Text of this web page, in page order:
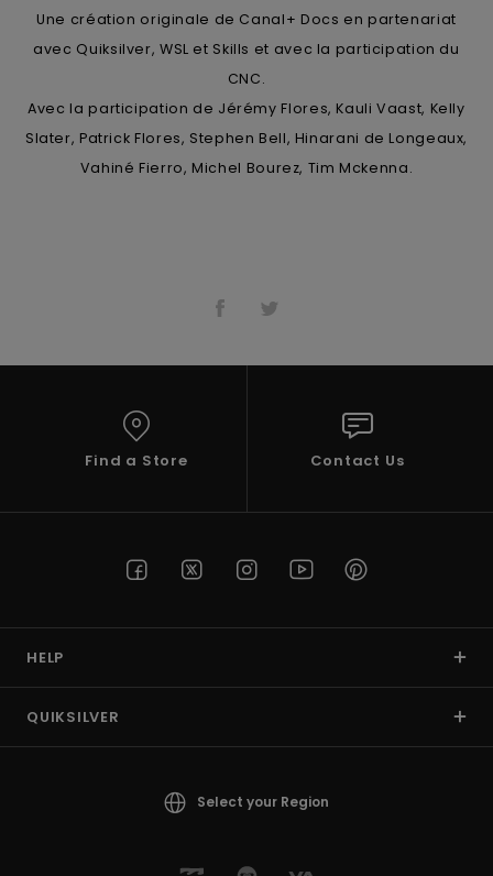
Une création originale de Canal+ Docs en partenariat
avec Quiksilver, WSL et Skills et avec la participation du
CNC.
Avec la participation de Jérémy Flores, Kauli Vaast, Kelly
Slater, Patrick Flores, Stephen Bell, Hinarani de Longeaux,
Vahiné Fierro, Michel Bourez, Tim Mckenna.
Find a Store Contact Us
HELP
QUIKSILVER
Select your Region